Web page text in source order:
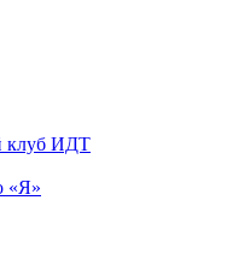
клуб ИДТ
«Я»